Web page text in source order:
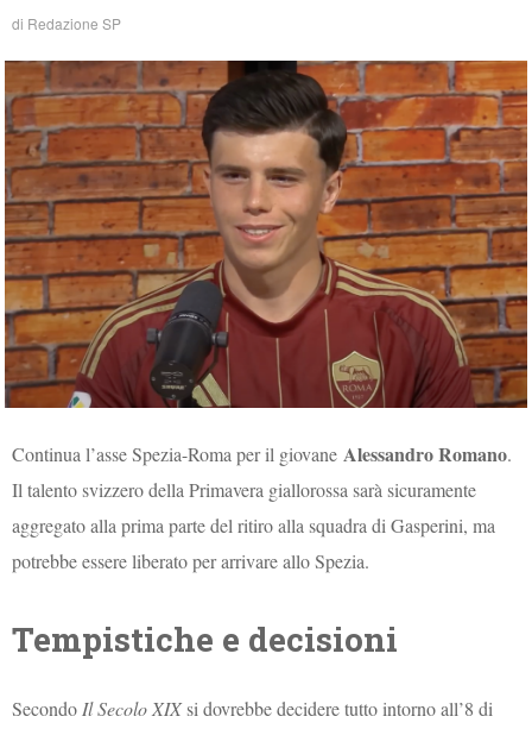
di Redazione SP
Continua l’asse Spezia-Roma per il giovane Alessandro Romano.
Il talento svizzero della Primavera giallorossa sarà sicuramente
aggregato alla prima parte del ritiro alla squadra di Gasperini, ma
potrebbe essere liberato per arrivare allo Spezia.
Tempistiche e decisioni
Secondo Il Secolo XIXsi dovrebbe decidere tutto intorno all’8 di